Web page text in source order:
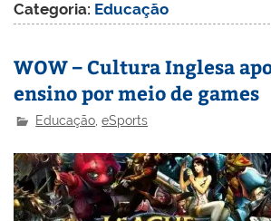
Categoria: Educação
WOW – Cultura Inglesa
ensino por meio de games
Educação ,eSports